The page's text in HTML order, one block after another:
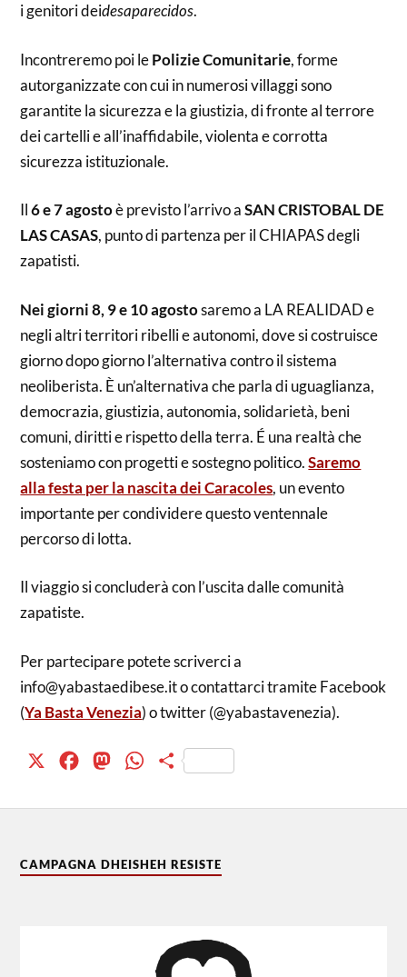
i genitori deidesaparecidos.
Incontreremo poi lePolizie Comunitarie, forme
autorganizzate con cui in numerosi villaggi sono
garantite la sicurezza e la giustizia, di fronte al terrore
dei cartelli e all’inaffidabile, violenta e corrotta
sicurezza istituzionale.
Il6 e 7 agostoè previsto l’arrivo aSAN CRISTOBAL DE
LAS CASAS, punto di partenza per il CHIAPAS degli
zapatisti.
Nei giorni 8, 9 e 10 agostosaremo a LA REALIDAD e
negli altri territori ribelli e autonomi, dove si costruisce
giorno dopo giorno l’alternativa contro il sistema
neoliberista. È un’alternativa che parla di uguaglianza,
democrazia, giustizia, autonomia, solidarietà, beni
comuni, diritti e rispetto della terra. É una realtà che
sosteniamo con progetti e sostegno politico.Saremo
alla festa per la nascita dei Caracoles, un evento
importante per condividere questo ventennale
percorso di lotta.
Il viaggio si concluderà con l’uscita dalle comunità
zapatiste.
Per partecipare potete scriverci a
info@yabastaedibese.it o contattarci tramite Facebook
(Ya Basta Venezia) o twitter (@yabastavenezia).
FacebookMastodonWhatsAppCondividi
CAMPAGNA DHEISHEH RESISTE